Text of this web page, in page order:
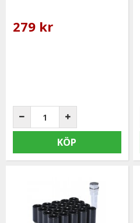
279 kr
KÖP